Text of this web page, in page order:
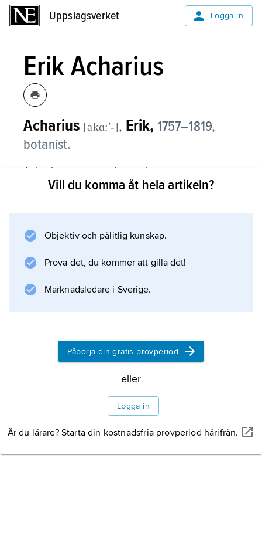
Uppslagsverket Logga in
Erik Acharius
Acharius [akɑ:ʹ-], Erik, 1757–1819,
botanist.
Acharius var en nydanare inom
lavforskningen och har kallats lichenologins
(1810),
(1803) och
Synopsis methodica lichenum
(1814).
Information om artikeln
Vill du komma åt hela artikeln?
Objektiv och pålitlig kunskap.
Prova det, du kommer att gilla det!
Marknadsledare i Sverige.
Påbörja din gratis provperiod
eller
Logga in
Är du lärare? Starta din kostnadsfria provperiod härifrån.